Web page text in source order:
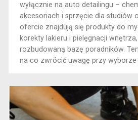
wyłącznie na auto detailingu –
akcesoriach i sprzęcie dla studiów
ofercie znajdują się produkty do
korekty lakieru i pielęgnacji
rozbudowaną bazę poradników.
na co zwrócić uwagę przy wyborze